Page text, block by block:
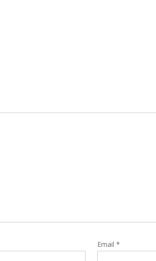
Email *